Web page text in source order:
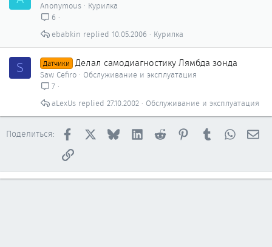
Anonymous
Курилка
6
Курилка
10.05.2006
ebabkin
S Датчики Делал самодиагностику Лямбда зонда
Saw Cefiro
Обслуживание и эксплуатация
7
Обслуживание и эксплуатация
27.10.2002
aLexUs
Поделиться: Facebook BlueskyLinkedInReddit PinterestTumblr
Ссылка